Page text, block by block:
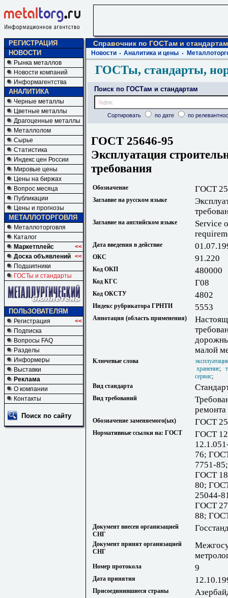
РЕГИСТРАЦИЯ
НОВОСТИ
Рынка металлов
Новости компаний
Информагентства
АНАЛИТИКА
Черные металлы
Цветные металлы
Драгоценные металлы
Металлолом
Сырье
Статистика
Индекс цен России
Мировые цены
Цены на биржах
Вопрос месяца
Публикации
Цены и прогнозы
МЕТАЛЛОТОРГОВЛЯ
Металлоторговля
Каталог
Маркетплейс
<<
Доска объявлений <<
Подшипники
ГОСТы и стандарты
ПОЛЬЗОВАТЕЛЯМ
Регистрация
<<
Подписка
Вопросы FAQ
Разделы
Информеры
Выставки
Реклама
О компании
Контакты
Поиск по сайту
Справочник по ГОСТам и стандартам
Новости Аналитика и цены
ГОСТы, стандарты,
Поиск по ГОСТам и стандартам
Сортировать по дате по
ГОСТ 25646-95
Эксплуатация
требования
Обозначение ГОСТ
Заглавие на русском языке
Заглавие на английском языке
Service
Дата введения в действие
ОКС 91.220
Код ОКП 480000
Код КГС Г08
Код ОКСТУ 4802
Индекс рубрикатора ГРНТИ 5553
Аннотация (область применения)
малой
Ключевые слова
хранение;
сервис;
Вид стандарта
Вид требований
ремонта
Обозначение заменяемого(ых) ГОСТ
Нормативные ссылки на: ГОСТ
ГОСТ
76;
7751-
ГОСТ
80;
25044-
ГОСТ
88;
Документ внесен организацией
СНГ
Документ принят организацией
СНГ
Номер протокола 9
Дата принятия
Присоединившиеся страны